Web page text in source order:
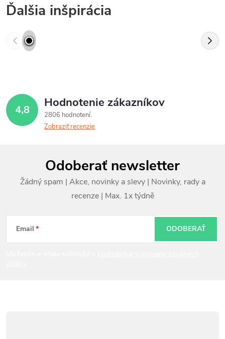
Ďalšia inšpirácia
4,8 Hodnotenie zákazníkov
2806 hodnotení
Zobraziť recenzie
ä
Odoberať newsletter
Email ODOBERAŤ